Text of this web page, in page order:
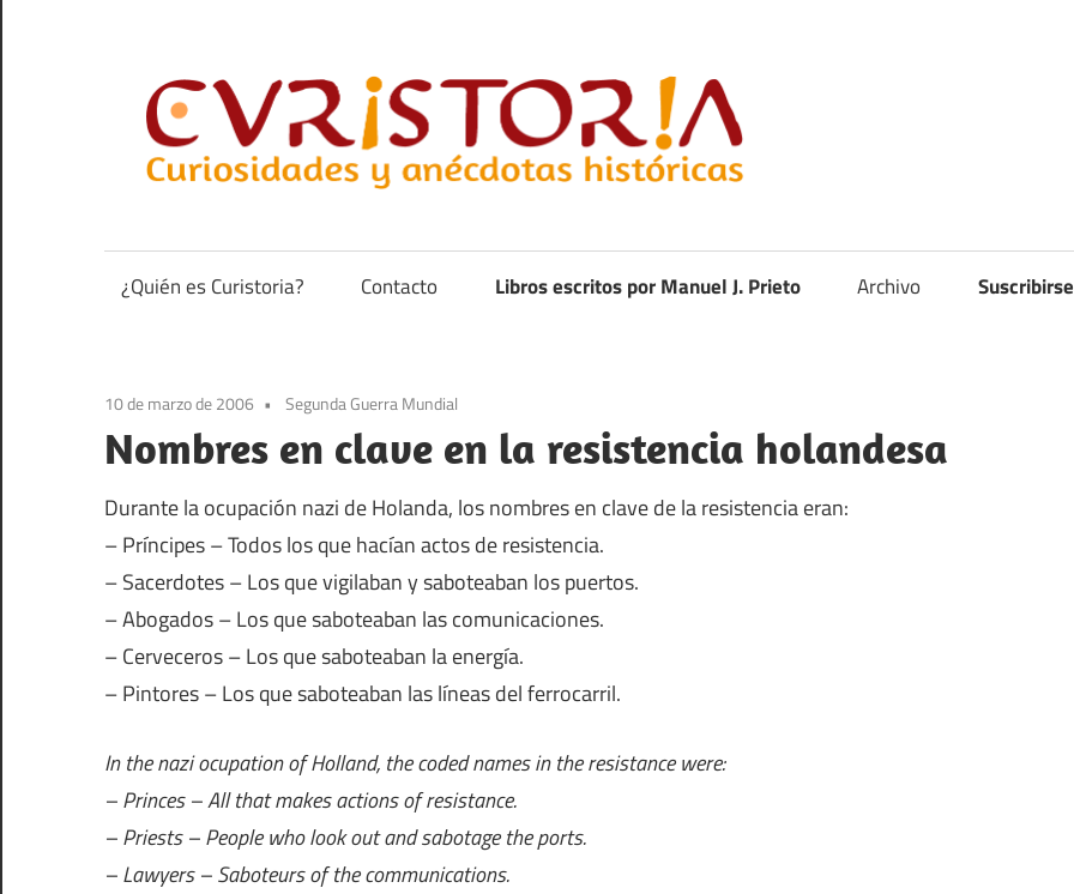
contenido
anécdotas
de
¿Quién es Curistoria? Contacto Libros escritos por Manuel J. Prieto Archivo
10 de marzo de 2006 Segunda Guerra Mundial
Nombres en clave en la resistencia holandesa
Durante la ocupación nazi de Holanda, los nombres en clave de la resistencia eran:
– Príncipes – Todos los que hacían actos de resistencia.
– Sacerdotes – Los que vigilaban y saboteaban los puertos.
– Abogados – Los que saboteaban las comunicaciones.
– Cerveceros – Los que saboteaban la energía.
– Pintores – Los que saboteaban las líneas del ferrocarril.
In the nazi ocupation of Holland, the coded names in the resistance were:
– Princes – All that makes actions of resistance.
– Priests – People who look out and sabotage the ports.
– Lawyers – Saboteurs of the communications.